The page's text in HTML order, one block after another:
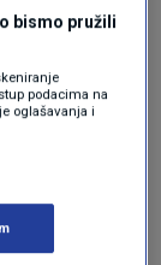
državi.
To
bismo pružili
podacima na
oglašavanja i